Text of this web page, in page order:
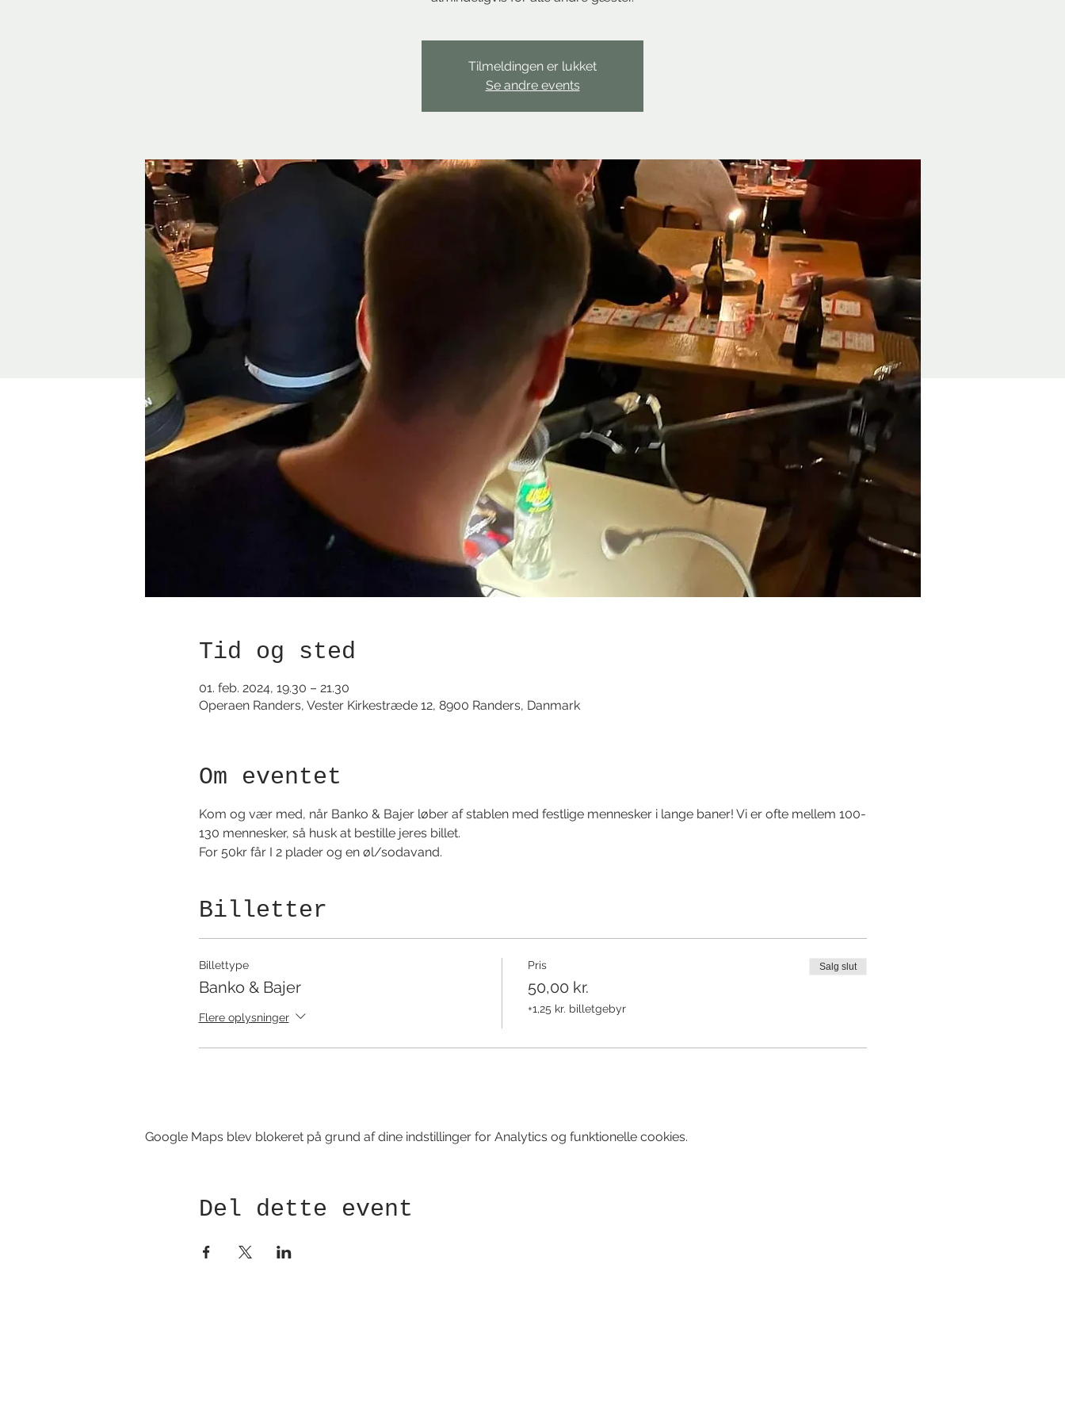
Tilmeldingen er lukket
Se andre events
Tid og sted
01. feb. 2024, 19.30 – 21.30
Operaen Randers, Vester Kirkestræde 12, 8900 Randers, Danmark
Om eventet
Kom og vær med, når Banko & Bajer løber af stablen med festlige mennesker i lange baner! Vi er ofte mellem 100-
130 mennesker, så husk at bestille jeres billet.
For 50kr får I 2 plader og en øl/sodavand.
Billetter
Billettype
Banko & Bajer
Flere oplysninger
Pris
50,00 kr.
+1,25 kr. billetgebyr
Salg slut
Google Maps blev blokeret på grund af dine indstillinger for Analytics og funktionelle cookies.
Del dette event